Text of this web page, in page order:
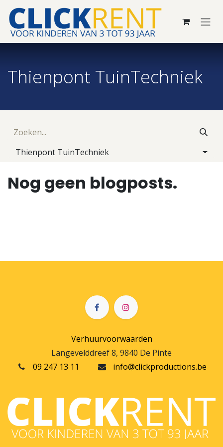
Overslaan naar inhoud
Thienpont TuinTechniek
Thienpont TuinTechniek
Nog geen blogposts.
Verhuurvoorwaarden
Langevelddreef 8, 9840 De Pinte
09 247 13 11
info@clickproductions.be